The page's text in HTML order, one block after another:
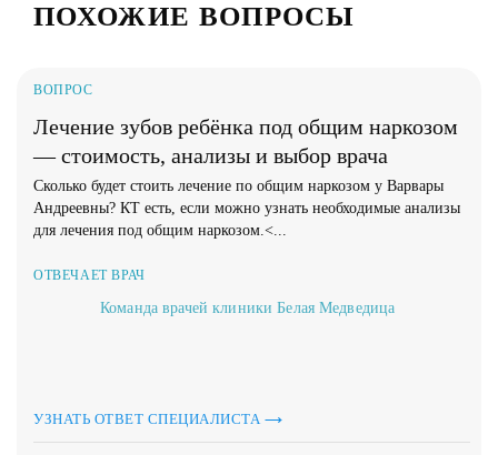
ПОХОЖИЕ ВОПРОСЫ
ВОПРОС
Лечение зубов ребёнка под общим наркозом
— стоимость, анализы и выбор врача
Сколько будет стоить лечение по общим наркозом у Варвары
Андреевны? КТ есть, если можно узнать необходимые анализы
для лечения под общим наркозом.<...
ОТВЕЧАЕТ ВРАЧ
Команда врачей клиники Белая Медведица
УЗНАТЬ ОТВЕТ СПЕЦИАЛИСТА